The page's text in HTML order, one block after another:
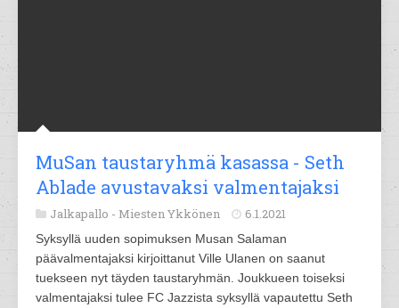
MuSan taustaryhmä kasassa - Seth
Ablade avustavaksi valmentajaksi
Jalkapallo - Miesten Ykkönen 6.1.2021
Syksyllä uuden sopimuksen Musan Salaman
päävalmentajaksi kirjoittanut Ville Ulanen on saanut
tuekseen nyt täyden taustaryhmän. Joukkueen toiseksi
valmentajaksi tulee FC Jazzista syksyllä vapautettu Seth